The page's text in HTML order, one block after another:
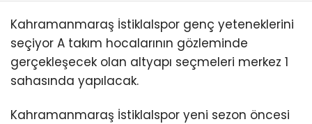
Kahramanmaraş İstiklalspor genç yeteneklerini
seçiyor A takım hocalarının gözleminde
gerçekleşecek olan altyapı seçmeleri merkez 1
sahasında yapılacak.
Kahramanmaraş İstiklalspor yeni sezon öncesi